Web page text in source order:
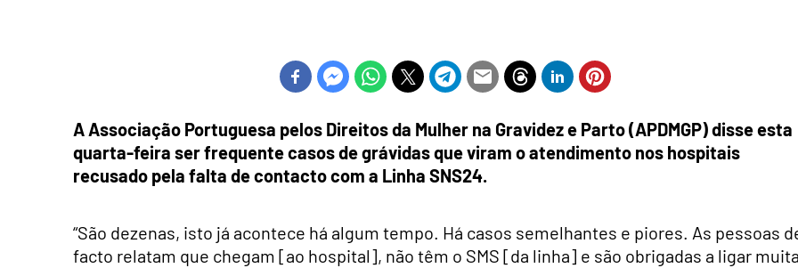
A Associação Portuguesa pelos Direitos da Mulher na Gravidez e Parto (APDMGP) disse esta
quarta-feira ser frequente casos de grávidas que viram o atendimento nos hospitais
recusado pela falta de contacto com a Linha SNS24.
“São dezenas, isto já acontece há algum tempo. Há casos semelhantes e piores. As pessoas
facto relatam que chegam [ao hospital], não têm o SMS [da linha] e são obrigadas a ligar